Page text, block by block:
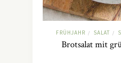
FRÜHJAHR / SALAT /
Brotsalat mit